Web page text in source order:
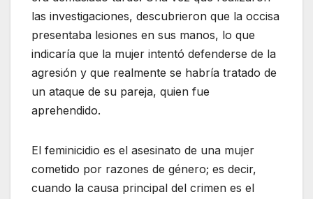
las investigaciones, descubrieron que la occisa
presentaba lesiones en sus manos, lo que
indicaría que la mujer intentó defenderse de la
agresión y que realmente se habría tratado de
un ataque de su pareja, quien fue
aprehendido.
El feminicidio es el asesinato de una mujer
cometido por razones de género; es decir,
cuando la causa principal del crimen es el